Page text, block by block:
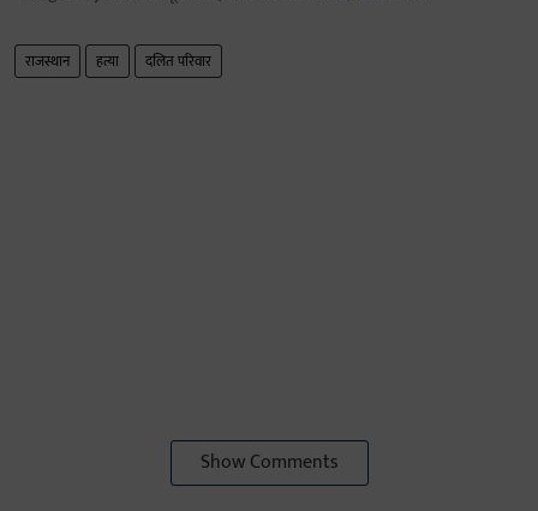
राजस्थान हत्या दलित परिवार
Show Comments